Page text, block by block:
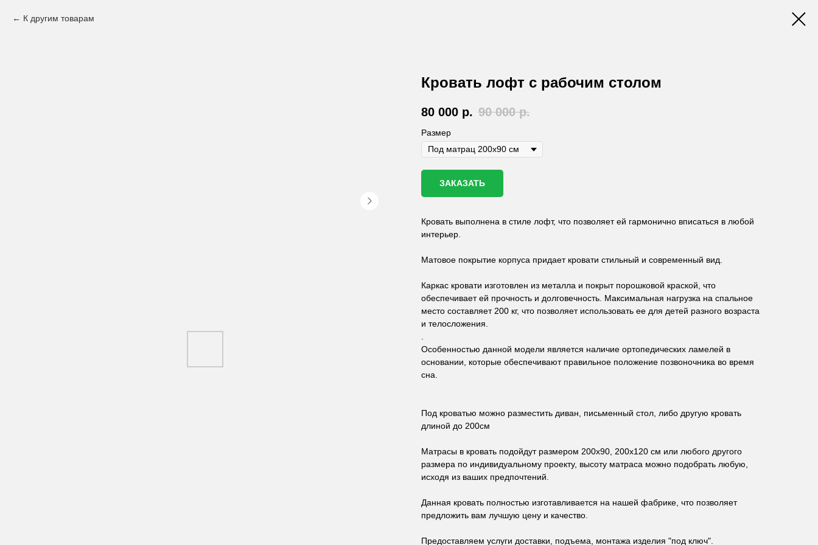
К другим товарам
Кровать лофт с рабочим столом
80 000 р. 90 000 р.
Размер
ЗАКАЗАТЬ
Кровать выполнена в стиле лофт, что позволяет ей гармонично вписаться в любой
интерьер.
Матовое покрытие корпуса придает кровати стильный и современный вид.
Каркас кровати изготовлен из металла и покрыт порошковой краской, что
обеспечивает ей прочность и долговечность. Максимальная нагрузка на спальное
место составляет 200 кг, что позволяет использовать ее для детей разного возраста
и телосложения.
.
Особенностью данной модели является наличие ортопедических ламелей в
основании, которые обеспечивают правильное положение позвоночника во время
сна.
Под кроватью можно разместить диван, письменный стол, либо другую кровать
длиной до 200см
Матрасы в кровать подойдут размером 200х90, 200х120 см или любого другого
размера по индивидуальному проекту, высоту матраса можно подобрать любую,
исходя из ваших предпочтений.
Данная кровать полностью изготавливается на нашей фабрике, что позволяет
предложить вам лучшую цену и качество.
Предоставляем услуги доставки, подъема, монтажа изделия "под ключ".